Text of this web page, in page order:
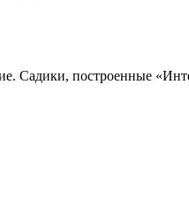
Садики, построенные